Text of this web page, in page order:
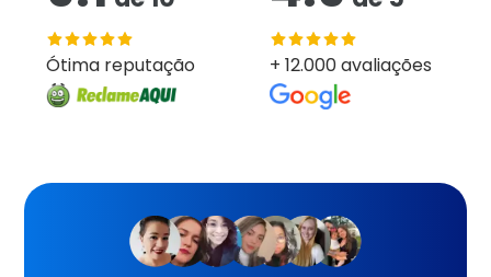
Ótima reputação + 12.000 avaliações